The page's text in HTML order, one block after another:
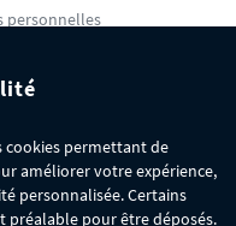
personnelles
cookies permettant de
améliorer votre expérience,
personnalisée. Certains
préalable pour être déposés.